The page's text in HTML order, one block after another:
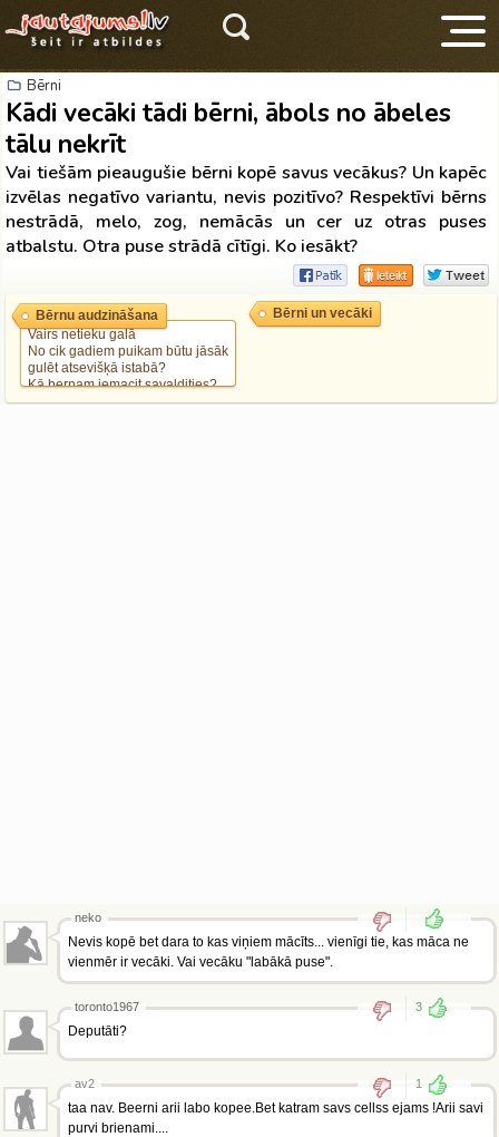
Bērni
Kādi vecāki tādi bērni, ābols no ābeles
tālu nekrīt
Vai tiešām pieaugušie bērni kopē savus vecākus? Un kapēc
izvēlas negatīvo variantu, nevis pozitīvo? Respektīvi bērns
nestrādā, melo, zog, nemācās un cer uz otras puses
atbalstu. Otra puse strādā cītīgi. Ko iesākt?
Bērni un vecāki
Vairs netieku galā
No cik gadiem puikam būtu jāsāk
gulēt atsevišķā istabā?
Kā bernam iemacit savaldities?
Bērns (pusaudzis) melo
Bērnu audzināšana
neko
Nevis kopē bet dara to kas viņiem mācīts... vienīgi tie, kas māca ne
vienmēr ir vecāki. Vai vecāku "labākā puse".
toronto1967 3
Deputāti?
av2 1
taa nav. Beerni arii labo kopee.Bet katram savs cellss ejams !Arii savi
purvi brienami....